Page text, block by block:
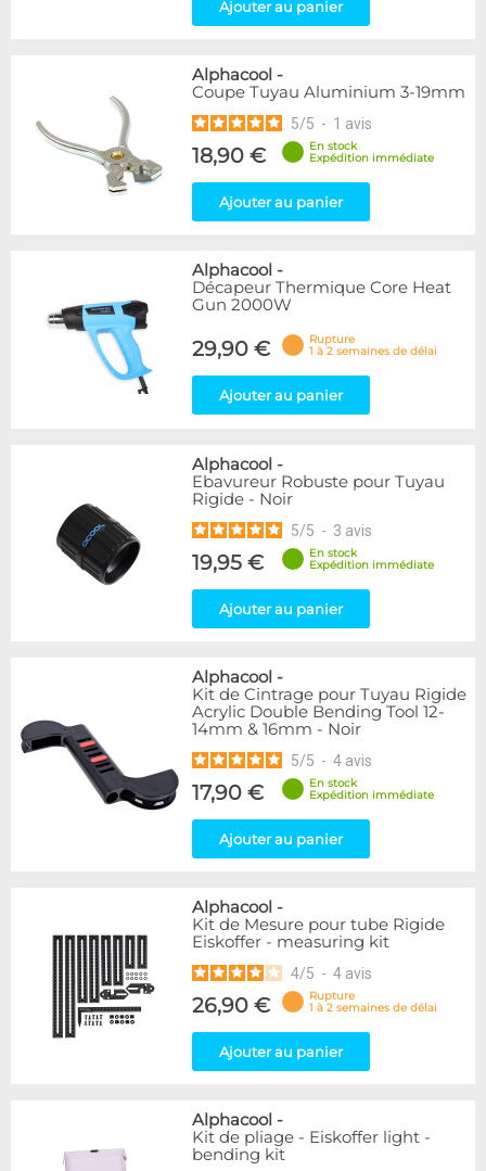
Ajouter au panier
Alphacool -
Coupe Tuyau Aluminium 3-19mm
5/5 - 1 avis
18,90 €
En stock
Expédition immédiate
Ajouter au panier
Alphacool -
Décapeur Thermique Core Heat
Gun 2000W
29,90 €
Rupture
1 à 2 semaines de délai
Ajouter au panier
Alphacool -
Ebavureur Robuste pour Tuyau
Rigide - Noir
5/5 - 3 avis
19,95 €
En stock
Expédition immédiate
Ajouter au panier
Alphacool -
Kit de Cintrage pour Tuyau Rigide
Acrylic Double Bending Tool 12-
14mm & 16mm - Noir
5/5 - 4 avis
17,90 €
En stock
Expédition immédiate
Ajouter au panier
Alphacool -
Kit de Mesure pour tube Rigide
Eiskoffer - measuring kit
4/5 - 4 avis
26,90 €
Rupture
1 à 2 semaines de délai
Ajouter au panier
Alphacool -
Kit de pliage - Eiskoffer light -
bending kit